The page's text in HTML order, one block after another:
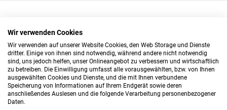
Wir verwenden Cookies
Wir verwenden auf unserer Website Cookies, den Web Storage und Dienste
dritter. Einige von ihnen sind notwendig, während andere nicht notwendig
sind, uns jedoch helfen, unser Onlineangebot zu verbessern und wirtschaftlich
zu betreiben. Die Einwilligung umfasst alle vorausgewählten, bzw. von Ihnen
ausgewählten Cookies und Dienste, und die mit Ihnen verbundene
Speicherung von Informationen auf Ihrem Endgerät sowie deren
anschließendes Auslesen und die folgende Verarbeitung personenbezogener
Daten.